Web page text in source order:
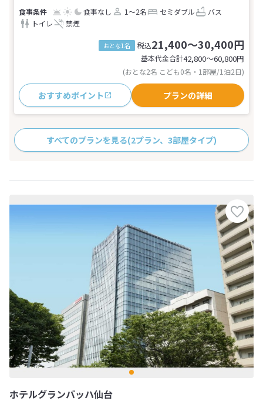
食事なし 1～2名 セミダブル
バス
トイレ
禁煙
おとな1名 税込21,400～30,400円
基本代金合計42,800〜60,800円
(おとな2名 こども0名・1部屋/1泊2日)
おすすめポイント プランの詳細
すべてのプランを見る(2プラン、3部屋タイプ)
ホテルグランバッハ仙台